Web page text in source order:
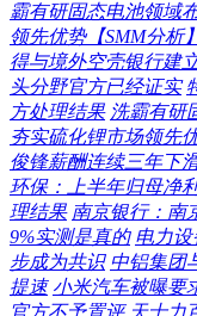
霸有研固态电池领域
领先优势【SMM分析
得与境外空壳银行建
头分野官方已经证实
方处理结果 洗霸有研
夯实硫化锂市场领先
俊锋薪酬连续三年下
环保：上半年归母净
理结果 南京银行：南
9%实测是真的 电力
步成为共识 中铝集团
提速 小米汽车被曝要